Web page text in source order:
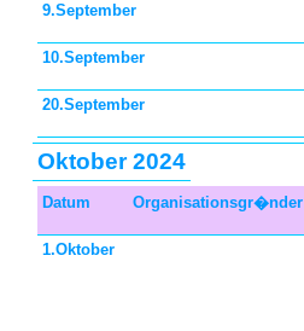
9.September
10.September
20.September
Oktober 2024
Datum Organisationsgr�nder
1.Oktober